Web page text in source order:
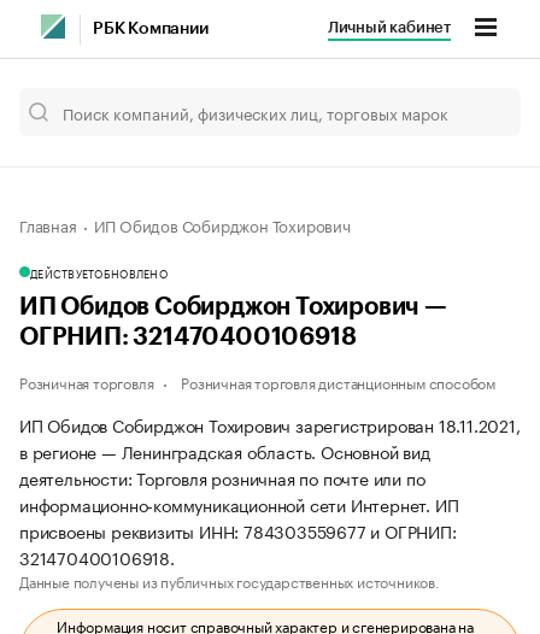
РБК Компании Личный кабинет
Главная ИП Обидов Собирджон Тохирович
ДЕЙСТВУЕТОБНОВЛЕНО
ИП Обидов Собирджон Тохирович —
ОГРНИП: 321470400106918
Розничная торговля Розничная торговля дистанционным способом
ИП Обидов Собирджон Тохирович зарегистрирован 18.11.2021,
в регионе — Ленинградская область. Основной вид
деятельности: Торговля розничная по почте или по
информационно-коммуникационной сети Интернет. ИП
присвоены реквизиты ИНН: 784303559677 и ОГРНИП:
321470400106918.
Данные получены из публичных государственных источников.
Информация носит справочный характер и сгенерирована на